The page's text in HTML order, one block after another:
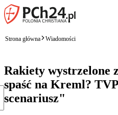
Strona główna Wiadomości
Rakiety wystrzelone
spaść na Kreml?
scenariusz"